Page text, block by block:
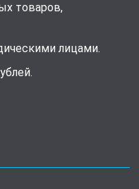
товаров,
лицами.